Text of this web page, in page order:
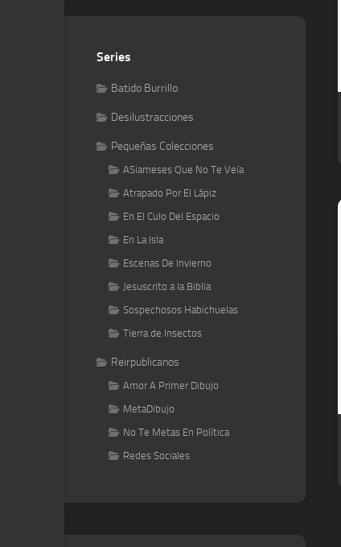
Series
Batido Burrillo
Desilustracciones
Pequeñas Colecciones
ASiameses Que No Te Veía
Atrapado Por El Lápiz
En El Culo Del Espacio
En La Isla
Escenas De Invierno
Jesuscrito a la Biblia
Sospechosos Habichuelas
Tierra de Insectos
Reirpublicanos
Amor A Primer Dibujo
MetaDibujo
No Te Metas En Política
Redes Sociales